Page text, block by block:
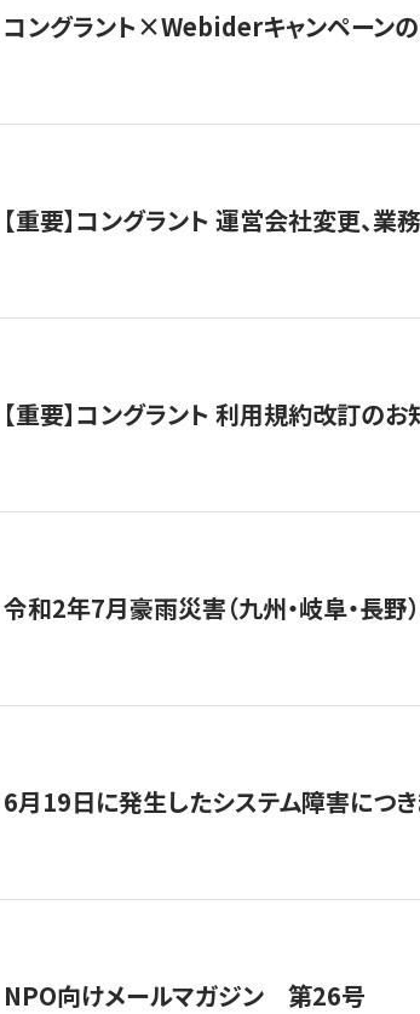
コングラント×Webiderキャンペーン
【重要】コングラント 運営会社変更、業
【重要】コングラント 利用規約改訂のお
令和2年7月豪雨災害（九州・岐阜・長
6月19日に発生したシステム障害につき
NPO向けメールマガジン 第26号